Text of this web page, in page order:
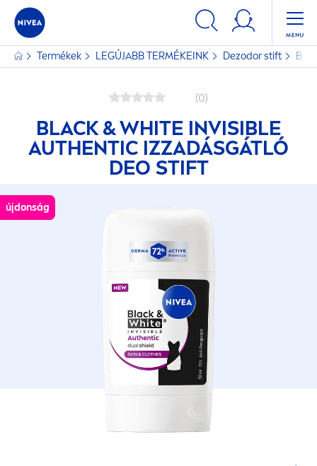
Termékek LEGÚJABB TERMÉKEINK Dezodor stift
(0)
BLACK&WHITE INVISIBLE
AUTHENTIC IZZADÁSGÁTLÓ
DEO STIFT
újdonság
újdonság